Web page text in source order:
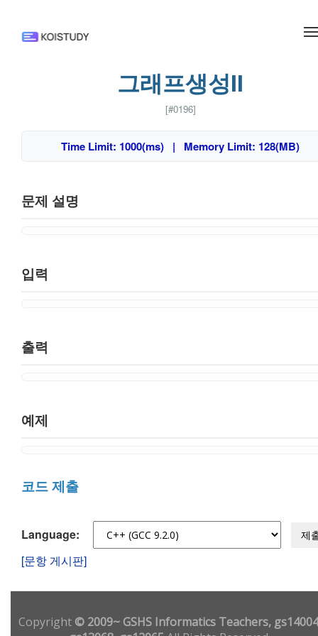
그래프생성II
[#0196]
Time Limit: 1000(ms) | Memory Limit: 128(MB)
문제 설명
입력
출력
예제
코드 제출
Language: 제
[문항 게시판]
Copyright© 2009~ GSHS Informatics Teachers,